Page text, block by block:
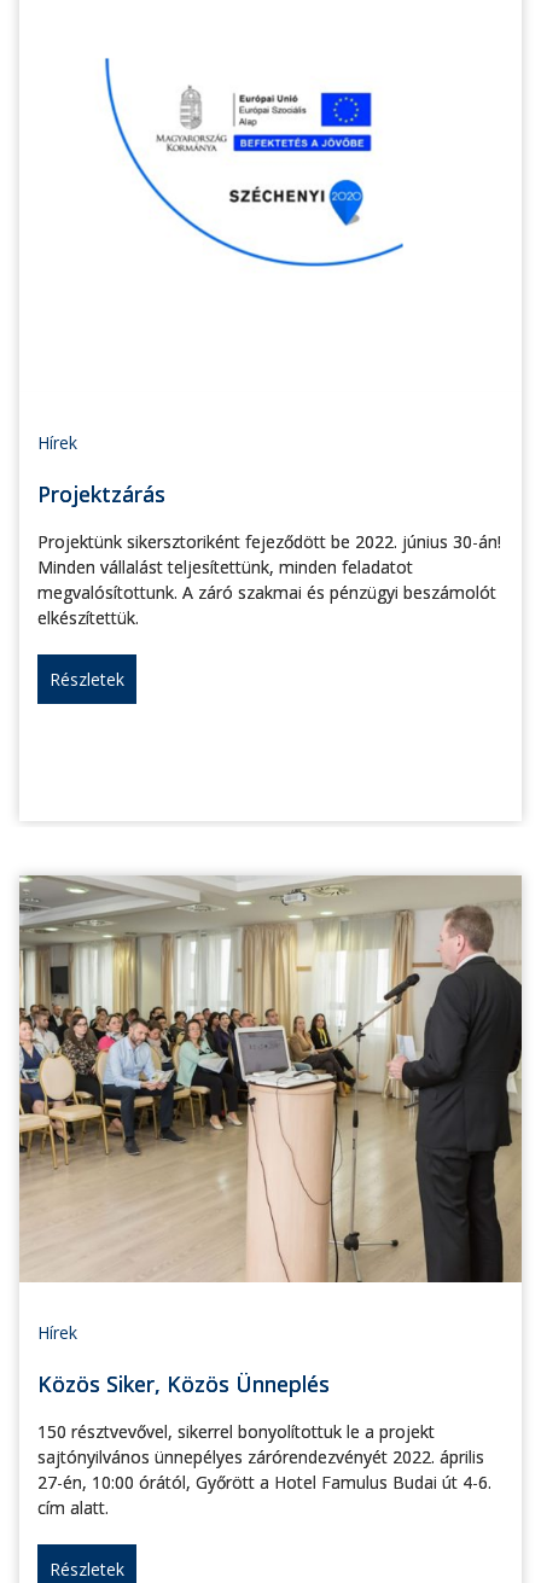
Hírek
Projektzárás
Projektünk sikersztoriként fejeződött be 2022. június 30-án!
Minden vállalást teljesítettünk, minden feladatot
megvalósítottunk. A záró szakmai és pénzügyi beszámolót
elkészítettük.
Részletek
Hírek
Közös Siker, Közös Ünneplés
150 résztvevővel, sikerrel bonyolítottuk le a projekt
sajtónyilvános ünnepélyes zárórendezvényét 2022. április
27-én, 10:00 órától, Győrött a Hotel Famulus Budai út 4-6.
cím alatt.
Részletek